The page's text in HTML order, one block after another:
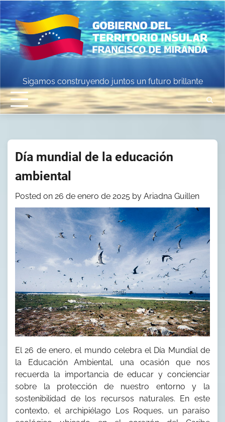
Skip
to
content
Sigamos construyendo juntos un futuro brillante
Día mundial de la educación
ambiental
Posted on 26 de enero de 2025 by Ariadna Guillen
El 26 de enero, el mundo celebra el Día Mundial de
la Educación Ambiental, una ocasión que nos
recuerda la importancia de educar y concienciar
sobre la protección de nuestro entorno y la
sostenibilidad de los recursos naturales. En este
contexto, el archipiélago Los Roques, un paraíso